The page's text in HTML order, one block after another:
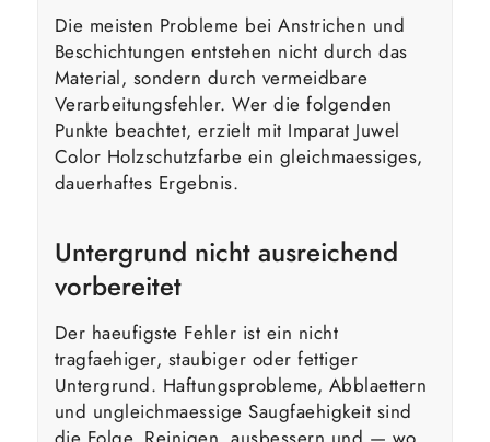
Die meisten Probleme bei Anstrichen und
Beschichtungen entstehen nicht durch das
Material, sondern durch vermeidbare
Verarbeitungsfehler. Wer die folgenden
Punkte beachtet, erzielt mit Imparat Juwel
Color Holzschutzfarbe ein gleichmaessiges,
dauerhaftes Ergebnis.
Untergrund nicht ausreichend
vorbereitet
Der haeufigste Fehler ist ein nicht
tragfaehiger, staubiger oder fettiger
Untergrund. Haftungsprobleme, Abblaettern
und ungleichmaessige Saugfaehigkeit sind